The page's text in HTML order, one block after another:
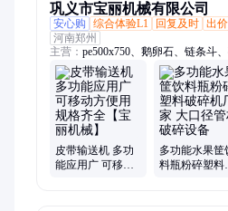
巩义市宝丽机械有限公司
安心购
综合体验L1 回复及时 出
河南郑州
主营： pe500x750、鹅卵石、链条斗
机、塑料粉碎机、制棒机、制沙机、
机制砂、打砂机、打沙机、柴油机组
卵石、制砂线、均匀砂石、液压开箱
胎移动
皮带输送机 多功
能应用广 可移动
多功能水果筐
料瓶粉碎塑料